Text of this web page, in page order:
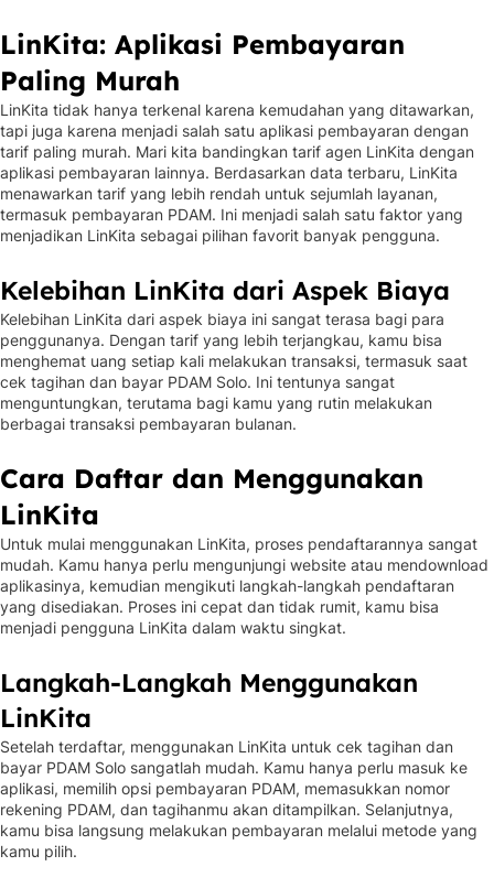
LinKita: Aplikasi Pembayaran
Paling Murah
LinKita tidak hanya terkenal karena kemudahan yang ditawarkan,
tapi juga karena menjadi salah satu aplikasi pembayaran dengan
tarif paling murah. Mari kita bandingkan tarif agen LinKita dengan
aplikasi pembayaran lainnya. Berdasarkan data terbaru, LinKita
menawarkan tarif yang lebih rendah untuk sejumlah layanan,
termasuk pembayaran PDAM. Ini menjadi salah satu faktor yang
menjadikan LinKita sebagai pilihan favorit banyak pengguna.
Kelebihan LinKita dari Aspek Biaya
Kelebihan LinKita dari aspek biaya ini sangat terasa bagi para
penggunanya. Dengan tarif yang lebih terjangkau, kamu bisa
menghemat uang setiap kali melakukan transaksi, termasuk saat
cek tagihan dan bayar PDAM Solo. Ini tentunya sangat
menguntungkan, terutama bagi kamu yang rutin melakukan
berbagai transaksi pembayaran bulanan.
Cara Daftar dan Menggunakan
LinKita
Untuk mulai menggunakan LinKita, proses pendaftarannya sangat
mudah. Kamu hanya perlu mengunjungi website atau mendownload
aplikasinya, kemudian mengikuti langkah-langkah pendaftaran
yang disediakan. Proses ini cepat dan tidak rumit, kamu bisa
menjadi pengguna LinKita dalam waktu singkat.
Langkah-Langkah Menggunakan
LinKita
Setelah terdaftar, menggunakan LinKita untuk cek tagihan dan
bayar PDAM Solo sangatlah mudah. Kamu hanya perlu masuk ke
aplikasi, memilih opsi pembayaran PDAM, memasukkan nomor
rekening PDAM, dan tagihanmu akan ditampilkan. Selanjutnya,
kamu bisa langsung melakukan pembayaran melalui metode yang
kamu pilih.